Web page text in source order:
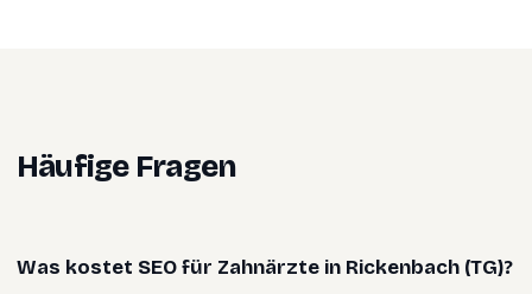
Häufige Fragen
Was kostet SEO für Zahnärzte in Rickenbach (TG)?